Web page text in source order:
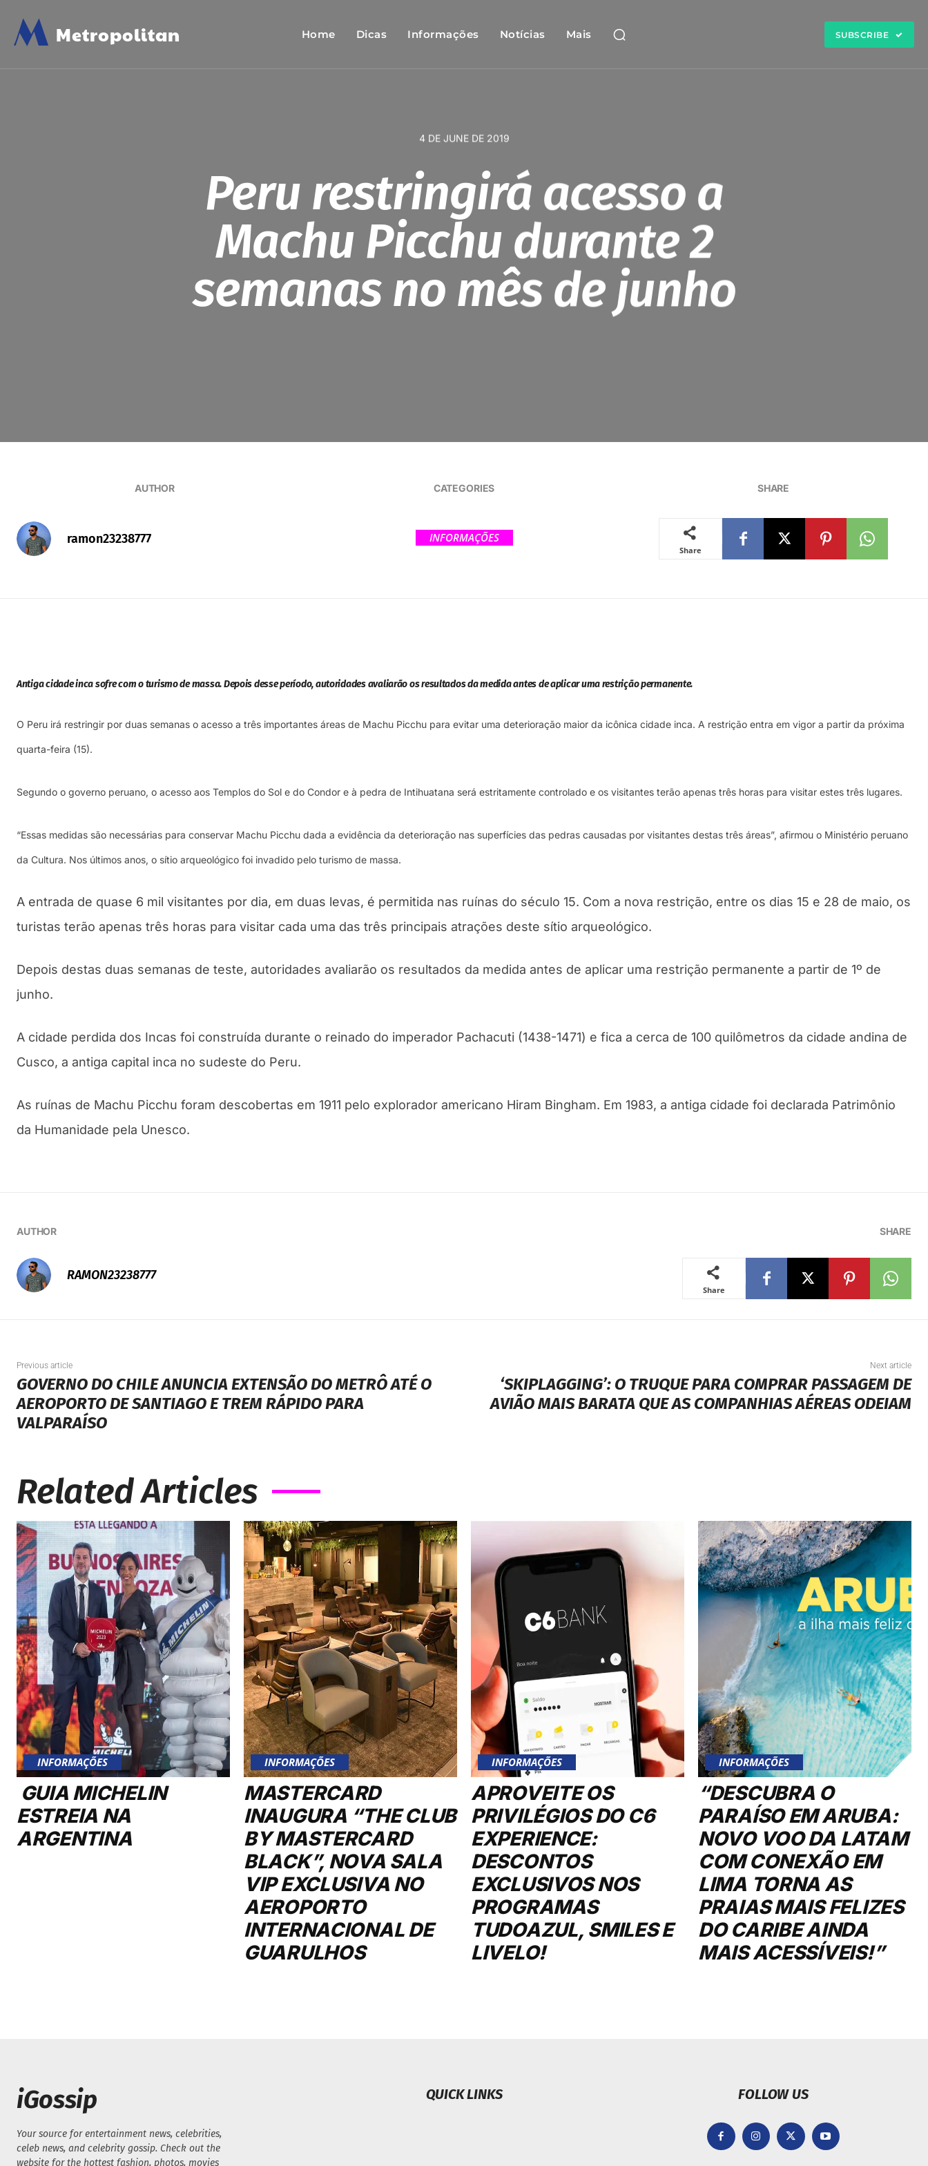
M Metropolitan Home Dicas Informações Notícias Mais SUBSCRIBE
4 DE JUNE DE 2019
Peru restringirá acesso a
Machu Picchu durante 2
semanas no mês de junho
AUTHOR
ramon23238777
CATEGORIES
INFORMAÇÕES
SHARE
Share
Antiga cidade inca sofre com o turismo de massa. Depois desse período, autoridades avaliarão os resultados da medida antes de aplicar uma restrição permanente.
O Peru irá restringir por duas semanas o acesso a três importantes áreas de Machu Picchu para evitar uma deterioração maior da icônica cidade inca. A restrição entra em vigor a partir da próxima
quarta-feira (15).
Segundo o governo peruano, o acesso aos Templos do Sol e do Condor e à pedra de Intihuatana será estritamente controlado e os visitantes terão apenas três horas para visitar estes três lugares.
“Essas medidas são necessárias para conservar Machu Picchu dada a evidência da deterioração nas superfícies das pedras causadas por visitantes destas três áreas”, afirmou o Ministério peruano
da Cultura. Nos últimos anos, o sítio arqueológico foi invadido pelo turismo de massa.
A entrada de quase 6 mil visitantes por dia, em duas levas, é permitida nas ruínas do século 15. Com a nova restrição, entre os dias 15 e 28 de maio, os
turistas terão apenas três horas para visitar cada uma das três principais atrações deste sítio arqueológico.
Depois destas duas semanas de teste, autoridades avaliarão os resultados da medida antes de aplicar uma restrição permanente a partir de 1º de
junho.
A cidade perdida dos Incas foi construída durante o reinado do imperador Pachacuti (1438-1471) e fica a cerca de 100 quilômetros da cidade andina de
Cusco, a antiga capital inca no sudeste do Peru.
As ruínas de Machu Picchu foram descobertas em 1911 pelo explorador americano Hiram Bingham. Em 1983, a antiga cidade foi declarada Patrimônio
da Humanidade pela Unesco.
AUTHOR
RAMON23238777
SHARE
Share
Previous article
GOVERNO DO CHILE ANUNCIA EXTENSÃO DO METRÔ ATÉ O
AEROPORTO DE SANTIAGO E TREM RÁPIDO PARA
VALPARAÍSO
Next article
‘SKIPLAGGING’: O TRUQUE PARA COMPRAR PASSAGEM DE
AVIÃO MAIS BARATA QUE AS COMPANHIAS AÉREAS ODEIAM
Related Articles
INFORMAÇÕES
GUIA MICHELIN
ESTREIA NA
ARGENTINA
INFORMAÇÕES
MASTERCARD
INAUGURA “THE CLUB
BY MASTERCARD
BLACK”, NOVA SALA
VIP EXCLUSIVA NO
AEROPORTO
INTERNACIONAL DE
GUARULHOS
INFORMAÇÕES
APROVEITE OS
PRIVILÉGIOS DO C6
EXPERIENCE:
DESCONTOS
EXCLUSIVOS NOS
PROGRAMAS
TUDOAZUL, SMILES E
LIVELO!
INFORMAÇÕES
“DESCUBRA O
PARAÍSO EM ARUBA:
NOVO VOO DA LATAM
COM CONEXÃO EM
LIMA TORNA AS
PRAIAS MAIS FELIZES
DO CARIBE AINDA
MAIS ACESSÍVEIS!”
iGossip
Your source for entertainment news, celebrities,
celeb news, and celebrity gossip. Check out the
website for the hottest fashion, photos, movies
QUICK LINKS FOLLOW US